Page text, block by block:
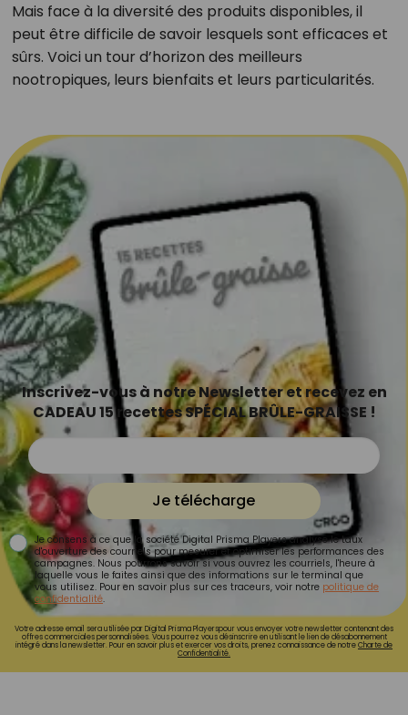
Mais face à la diversité des produits disponibles, il
peut être difficile de savoir lesquels sont efficaces et
sûrs. Voici un tour d’horizon des meilleurs
nootropiques, leurs bienfaits et leurs particularités.
Inscrivez-vous à notre Newsletter et recevez en
CADEAU 15 recettes SPÉCIAL BRÛLE-GRAISSE !
Je télécharge
Je consens à ce que la société Digital Prisma Players analyse le taux
d'ouverture des courriels pour mesurer et optimiser les performances des
campagnes. Nous pourrons savoir si vous ouvrez les courriels, l'heure à
laquelle vous le faites ainsi que des informations sur le terminal que
vous utilisez. Pour en savoir plus sur ces traceurs, voir notre politique de
confidentialité.
Votre adresse email sera utilisée par Digital Prisma Playerspour vous envoyer votre newsletter contenant des
offres commerciales personnalisées. Vous pourrez vous désinscrire en utilisant le lien de désabonnement
intégré dans la newsletter. Pour en savoir plus et exercer vos droits, prenez connaissance de notreCharte de
Confidentialité.